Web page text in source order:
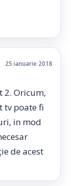
25 ianuarie 2018
2. Oricum,
tv poate fi
in mod
de acest